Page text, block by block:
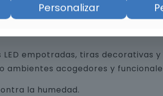
empotradas, tiras decorativas
acogedores y
la humedad.
Personalizar